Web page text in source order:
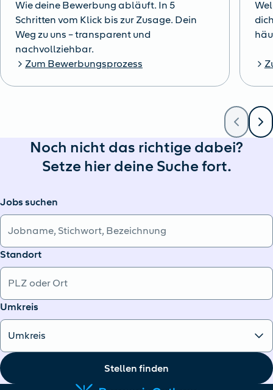
Wie deine Bewerbung abläuft. In 5
Schritten vom Klick bis zur Zusage. Dein
Weg zu uns – transparent und
nachvollziehbar.
Zum Bewerbungsprozess
Noch nicht das richtige dabei?
Setze hier deine Suche fort.
Jobs suchen
Standort
Umkreis
Stellen finden